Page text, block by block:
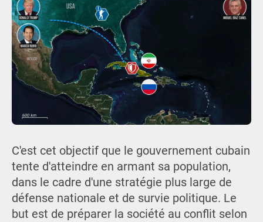
C'est cet objectif que le gouvernement cubain
tente d'atteindre en armant sa population,
dans le cadre d'une stratégie plus large de
défense nationale et de survie politique. Le
but est de préparer la société au conflit selon